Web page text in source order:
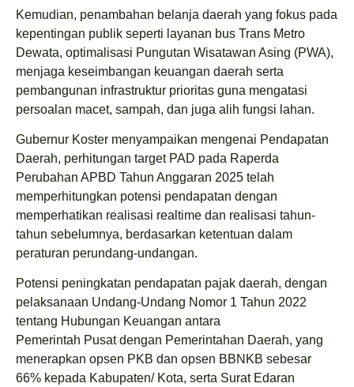
Kemudian, penambahan belanja daerah yang fokus pada
kepentingan publik seperti layanan bus Trans Metro
Dewata, optimalisasi Pungutan Wisatawan Asing (PWA),
menjaga keseimbangan keuangan daerah serta
pembangunan infrastruktur prioritas guna mengatasi
persoalan macet, sampah, dan juga alih fungsi lahan.
Gubernur Koster menyampaikan mengenai Pendapatan
Daerah, perhitungan target PAD pada Raperda
Perubahan APBD Tahun Anggaran 2025 telah
memperhitungkan potensi pendapatan dengan
memperhatikan realisasi realtime dan realisasi tahun-
tahun sebelumnya, berdasarkan ketentuan dalam
peraturan perundang-undangan.
Potensi peningkatan pendapatan pajak daerah, dengan
pelaksanaan Undang-Undang Nomor 1 Tahun 2022
tentang Hubungan Keuangan antara
Pemerintah Pusat dengan Pemerintahan Daerah, yang
menerapkan opsen PKB dan opsen BBNKB sebesar
66% kepada Kabupaten/ Kota, serta Surat Edaran